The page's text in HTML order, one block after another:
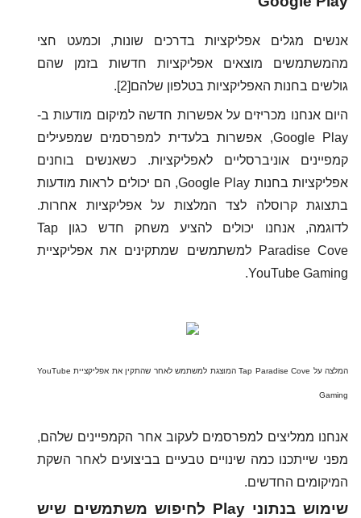
אנשים מגלים אפליקציות בדרכים שונות, וכמעט חצי
מהמשתמשים מוצאים אפליקציות חדשות בזמן שהם
גולשים בחנות האפליקציות בטלפון שלהם[2].
היום אנחנו מכריזים על אפשרות חדשה למיקום מודעות ב-
Google Play, אפשרות בלעדית למפרסמים שמפעילים
קמפיינים אוניברסליים לאפליקציות. כשאנשים בוחנים
אפליקציות בחנות Google Play, הם יכולים לראות מודעות
בתצוגת קרוסלה לצד המלצות על אפליקציות אחרות.
לדוגמה, אנחנו יכולים להציע משחק חדש כגון Tap
Paradise Cove למשתמשים שמתקינים את אפליקציית
YouTube Gaming.
המלצה על Tap Paradise Cove המוצגת למשתמש לאחר שהתקין את אפליקציית YouTube
Gaming
אנחנו ממליצים למפרסמים לעקוב אחר הקמפיינים שלהם,
מפני שייתכנו כמה שינויים טבעיים בביצועים לאחר השקת
המיקומים החדשים.
שימוש בנתוני Play לחיפוש משתמשים שיש